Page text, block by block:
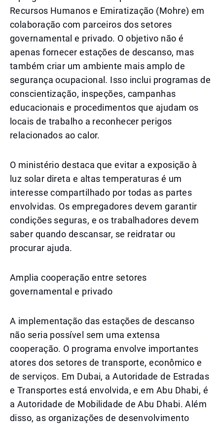
Recursos Humanos e Emiratização (Mohre) em
colaboração com parceiros dos setores
governamental e privado. O objetivo não é
apenas fornecer estações de descanso, mas
também criar um ambiente mais amplo de
segurança ocupacional. Isso inclui programas de
conscientização, inspeções, campanhas
educacionais e procedimentos que ajudam os
locais de trabalho a reconhecer perigos
relacionados ao calor.
O ministério destaca que evitar a exposição à
luz solar direta e altas temperaturas é um
interesse compartilhado por todas as partes
envolvidas. Os empregadores devem garantir
condições seguras, e os trabalhadores devem
saber quando descansar, se reidratar ou
procurar ajuda.
Amplia cooperação entre setores
governamental e privado
A implementação das estações de descanso
não seria possível sem uma extensa
cooperação. O programa envolve importantes
atores dos setores de transporte, econômico e
de serviços. Em Dubai, a Autoridade de Estradas
e Transportes está envolvida, e em Abu Dhabi, é
a Autoridade de Mobilidade de Abu Dhabi. Além
disso, as organizações de desenvolvimento